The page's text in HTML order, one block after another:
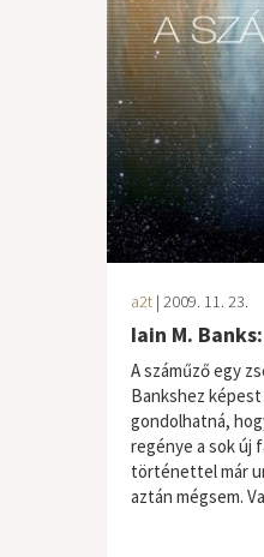
a2t | 2009. 11. 23.
Iain M.
A száműző egy
Bankshez képest
gondolhatná,
regénye a sok új
történettel már
aztán mégsem.